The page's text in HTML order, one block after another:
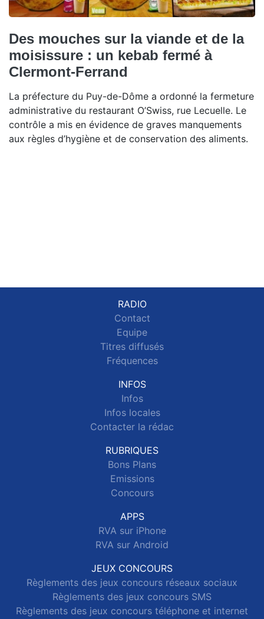
Des mouches sur la viande et de la
moisissure : un kebab fermé à
Clermont-Ferrand
La préfecture du Puy-de-Dôme a ordonné la fermeture
administrative du restaurant O’Swiss, rue Lecuelle. Le
contrôle a mis en évidence de graves manquements
aux règles d’hygiène et de conservation des aliments.
RADIO
Contact
Equipe
Titres diffusés
Fréquences
INFOS
Infos
Infos locales
Contacter la rédac
RUBRIQUES
Bons Plans
Emissions
Concours
APPS
RVA sur iPhone
RVA sur Android
JEUX CONCOURS
Règlements des jeux concours réseaux sociaux
Règlements des jeux concours SMS
Règlements des jeux concours téléphone et internet